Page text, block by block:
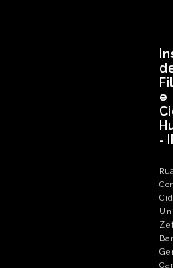
e
-